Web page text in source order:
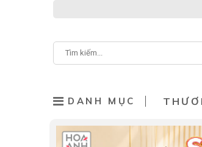
DANH MỤC